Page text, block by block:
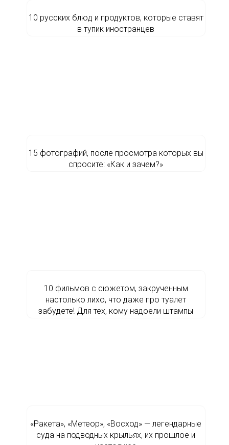
10 русских блюд и продуктов, которые ставят
в тупик иностранцев
15 фотографий, после просмотра которых вы
спросите: «Как и зачем?»
10 фильмов с сюжетом, закрученным
настолько лихо, что даже про туалет
забудете! Для тех, кому надоели штампы
«Ракета», «Метеор», «Восход» — легендарные
суда на подводных крыльях, их прошлое и